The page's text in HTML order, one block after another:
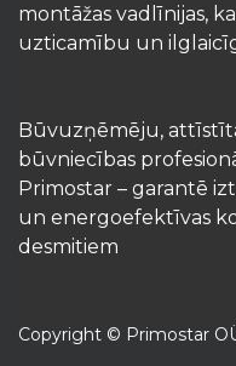
montāžas vadlīnijas,
uzticamību un
Būvuzņēmēju,
būvniecības
Primostar – garantē
un energoefektīvas
desmitiem
Copyright © Primostar